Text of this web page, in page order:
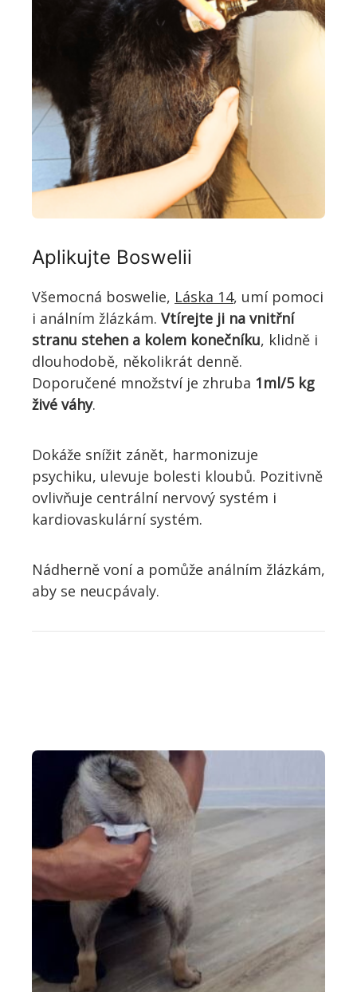
Aplikujte Boswelii
Všemocná boswelie, Láska 14, umí pomoci
i análním žlázkám. Vtírejte ji na vnitřní
stranu stehen a kolem konečníku, klidně i
dlouhodobě, několikrát denně.
Doporučené množství je zhruba 1ml/5 kg
živé váhy.
Dokáže snížit zánět, harmonizuje
psychiku, ulevuje bolesti kloubů. Pozitivně
ovlivňuje centrální nervový systém i
kardiovaskulární systém.
Nádherně voní a pomůže análním žlázkám,
aby se neucpávaly.